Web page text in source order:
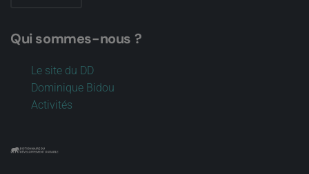
Qui sommes-nous ?
Le site du DD
Dominique Bidou
Activités